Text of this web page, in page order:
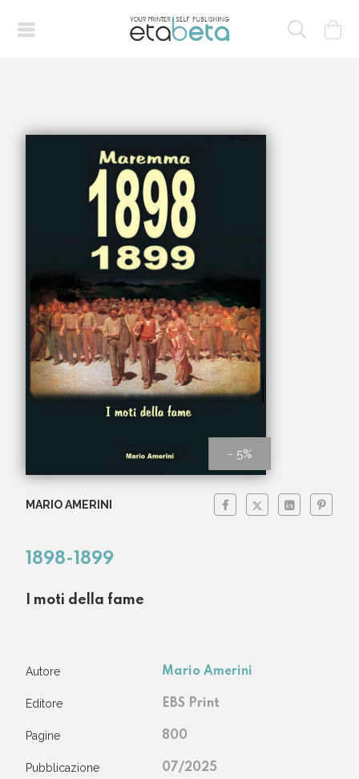
- 5%
MARIO AMERINI
1898-1899
I moti della fame
Autore Mario Amerini
Editore EBS Print
Pagine 800
Pubblicazione 07/2025